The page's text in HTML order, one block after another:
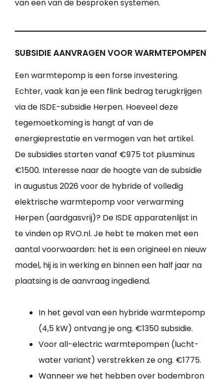
van een van de besproken systemen.
SUBSIDIE AANVRAGEN VOOR WARMTEPOMPEN
Een warmtepomp is een forse investering.
Echter, vaak kan je een flink bedrag terugkrijgen
via de ISDE-subsidie Herpen. Hoeveel deze
tegemoetkoming is hangt af van de
energieprestatie en vermogen van het artikel.
De subsidies starten vanaf €975 tot plusminus
€1500. Interesse naar de hoogte van de subsidie
in augustus 2026 voor de hybride of volledig
elektrische warmtepomp voor verwarming
Herpen (aardgasvrij)? De ISDE apparatenlijst in
te vinden op RVO.nl. Je hebt te maken met een
aantal voorwaarden: het is een origineel en nieuw
model, hij is in werking en binnen een half jaar na
plaatsing is de aanvraag ingediend.
In het geval van een hybride warmtepomp
(4,5 kW) ontvang je ong. €1350 subsidie.
Voor all-electric warmtepompen (lucht-
water variant) verstrekken ze ong. €1775.
Wanneer we het hebben over bodembron